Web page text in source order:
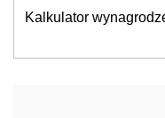
Kalkulator